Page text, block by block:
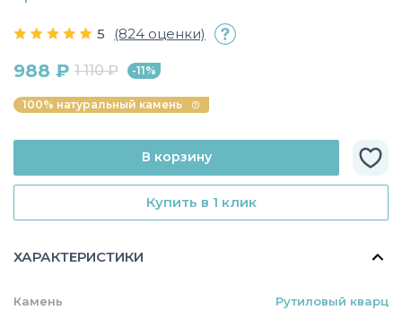
5 (824 оценки)
988 ₽ 1 110 ₽ -11%
100% натуральный камень
Купить в 1 клик
В корзину
ХАРАКТЕРИСТИКИ
Камень Рутиловый кварц